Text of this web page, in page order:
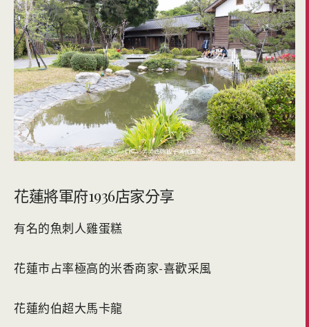
花蓮將軍府1936店家分享
有名的魚刺人雞蛋糕
花蓮市占率極高的米香商家-喜歡采風
花蓮約伯超大馬卡龍